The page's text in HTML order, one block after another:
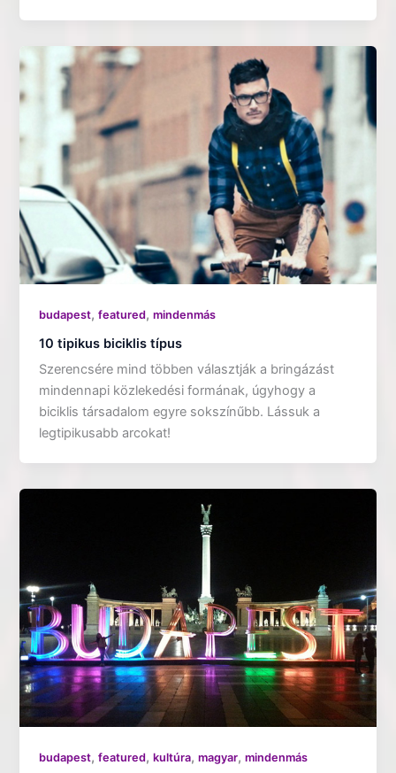
budapest,featured,mindenmás
10 tipikus biciklis típus
Szerencsére mind többen választják a bringázást
mindennapi közlekedési formának, úgyhogy a
biciklis társadalom egyre sokszínűbb. Lássuk a
legtipikusabb arcokat!
budapest,featured,kultúra,magyar,mindenmás